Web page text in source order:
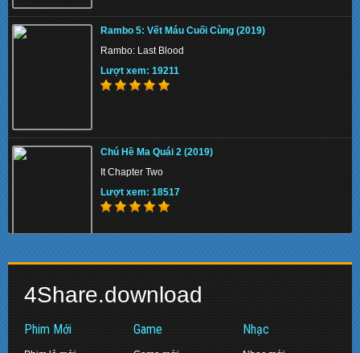
Thiên Nga Bóng Đêm S01 2022 - Eve
Lượt xem: 141103
Memory 2022 - Hồi Ức Sát Thủ
Lượt xem: 156435
Rambo 5: Vết Máu Cuối Cùng (2019)
Rambo: Last Blood
Lượt xem: 19211
Chú Hề Ma Quái 2 (2019)
It Chapter Two
Lượt xem: 18517
Avengers: Endgame
4Share.download
Phim Mới Game Nhạc